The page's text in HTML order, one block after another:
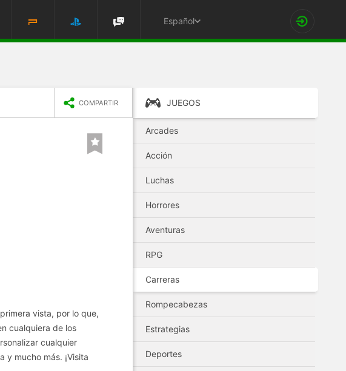
Español
COMPARTIR
vista, por lo que,
cualquiera de los
cualquier
y mucho más. ¡Visita
JUEGOS
Arcades
Acción
Luchas
Horrores
Aventuras
RPG
Carreras
Rompecabezas
Estrategias
Deportes